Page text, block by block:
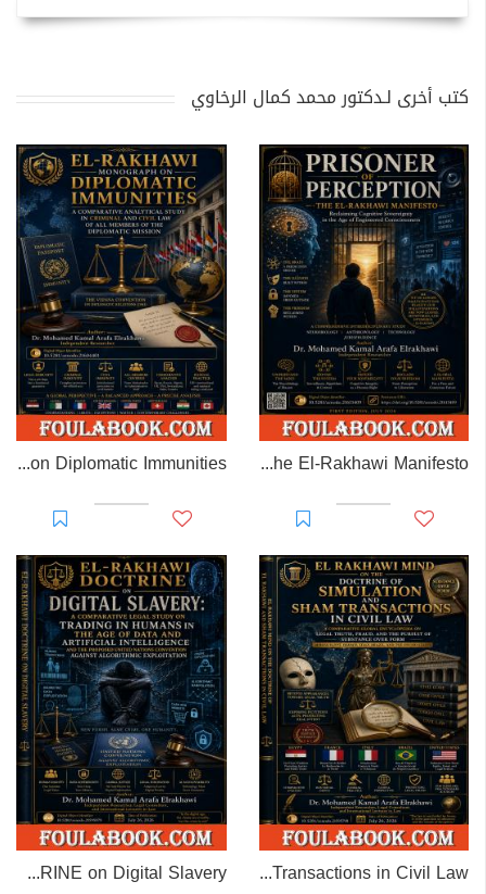
كتب أخرى لـدكتور محمد كمال الرخاوي
Prisoner of Perception: The El-Rakhawi Manifesto
EL-RAKHAWI MONOGRAPH on Diplomatic Immunities
EL RAKHAWI MIND on the Doctrine of Simulation and Sham Transactions in Civil Law
EL-RAKHAWI DOCTRINE on Digital Slavery